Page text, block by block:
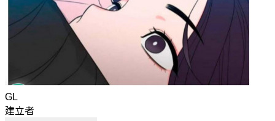
GL
建立者